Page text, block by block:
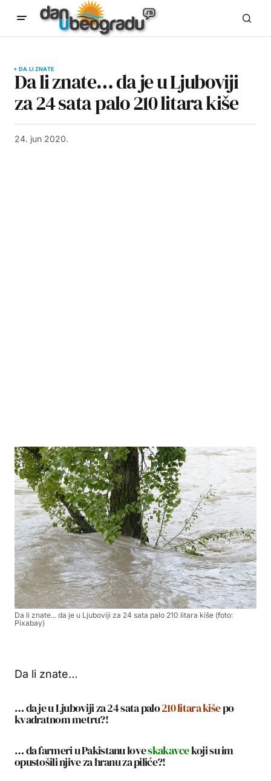
DA LI ZNATE
Da li znate… da je u Ljuboviji
za 24 sata palo 210 litara kiše
24. jun 2020.
Da li znate... da je u Ljuboviji za 24 sata palo 210 litara kiše (foto:
Pixabay)
Da li znate…
… da je u Ljuboviji za 24 sata palo210 litara kišepo
kvadratnom metru?!
… da farmeri u Pakistanu loveskakavcekoji su im
opustošili njive za hranu za piliće?!